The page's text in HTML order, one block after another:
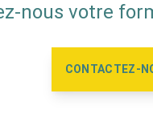
nous votre
CONTACTEZ-